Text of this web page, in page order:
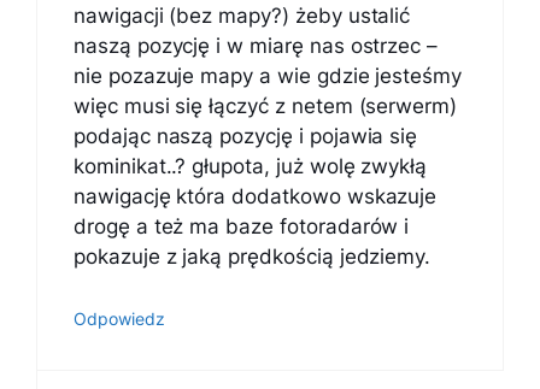
nawigacji (bez mapy?) żeby ustalić
naszą pozycję i w miarę nas ostrzec –
nie pozazuje mapy a wie gdzie jesteśmy
więc musi się łączyć z netem (serwerm)
podając naszą pozycję i pojawia się
kominikat..? głupota, już wolę zwykłą
nawigację która dodatkowo wskazuje
drogę a też ma baze fotoradarów i
pokazuje z jaką prędkością jedziemy.
Odpowiedz